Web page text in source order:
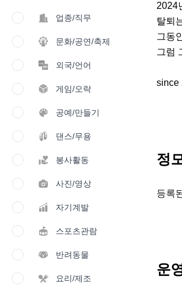
업종/직무
문화/공연/축제
외국/언어
게임/오락
공예/만들기
댄스/무용
봉사활동
사진/영상
자기계발
스포츠관람
반려동물
요리/제조
2024
탈퇴
그동
그럼
since
정
등록
운